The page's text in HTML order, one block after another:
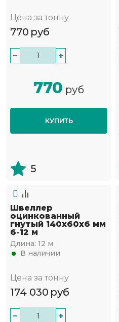
Цена за тонну
770 руб
− +
770 руб
КУПИТЬ
5
Швеллер
оцинкованный
гнутый 140х60х6 мм
6-12 м
Длина: 12 м
В наличии
Цена за тонну
174 030 руб
− +